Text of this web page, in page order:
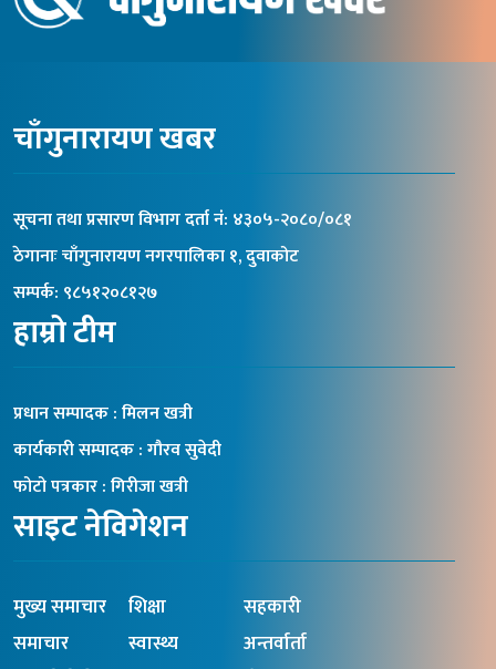
चाँगुनारायण खबर
सूचना तथा प्रसारण विभाग दर्ता नंं: ४३०५-२०८०/०८१
ठेगानाः चाँगुनारायण नगरपालिका १, दुवाकोट
सम्पर्क: ९८५१२०८१२७
हाम्रो टीम
प्रधान सम्पादक : मिलन खत्री
कार्यकारी सम्पादक : गौरव सुवेदी
फोटो पत्रकार : गिरीजा खत्री
साइट नेविगेशन
मुख्य समाचार
समाचार
शिक्षा
स्वास्थ्य
सहकारी
अन्तर्वार्ता